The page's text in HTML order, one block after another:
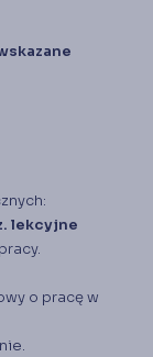
lekcyjne
o pracę w